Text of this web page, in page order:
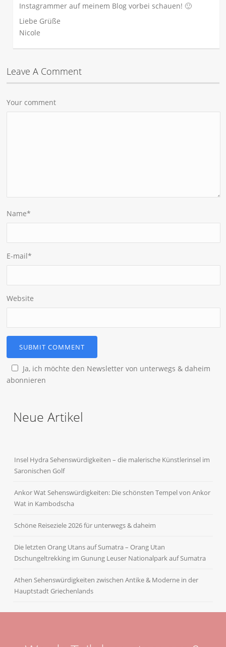
Instagrammer auf meinem Blog vorbei schauen! 🙂
Liebe Grüße
Nicole
Leave A Comment
Your comment
Name*
E-mail*
Website
Ja, ich möchte den Newsletter von unterwegs & daheim
abonnieren
Neue Artikel
Insel Hydra Sehenswürdigkeiten – die malerische Künstlerinsel im
Saronischen Golf
Ankor Wat Sehenswürdigkeiten: Die schönsten Tempel von Ankor
Wat in Kambodscha
Schöne Reiseziele 2026 für unterwegs & daheim
Die letzten Orang Utans auf Sumatra – Orang Utan
Dschungeltrekking im Gunung Leuser Nationalpark auf Sumatra
Athen Sehenswürdigkeiten zwischen Antike & Moderne in der
Hauptstadt Griechenlands